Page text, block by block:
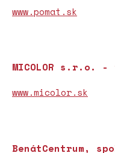
www.pomat.sk
MICOLOR s.r.o.
www.micolor.sk
BenátCentrum,